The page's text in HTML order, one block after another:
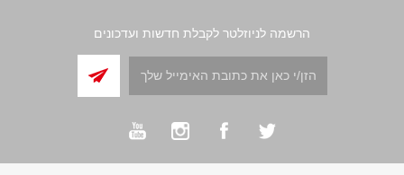
הרשמה לניוזלטר לקבלת חדשות ועדכונים